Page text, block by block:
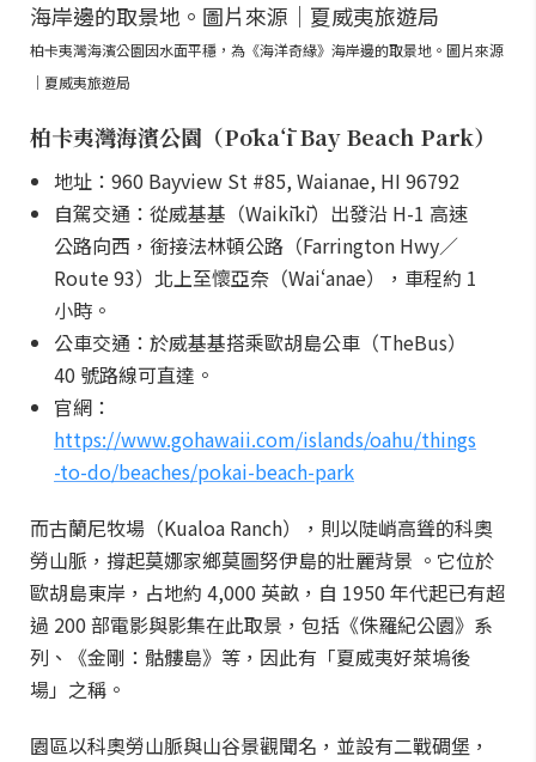
柏卡夷灣海濱公園因水面平穩，為《海洋奇緣》海岸邊的取景地。圖片來源
｜夏威夷旅遊局
柏卡夷灣海濱公園（Pōkaʻī Bay Beach Park）
地址：960 Bayview St #85, Waianae, HI 96792
自駕交通：從威基基（Waikīkī）出發沿 H-1 高速
公路向西，銜接法林頓公路（Farrington Hwy／
Route 93）北上至懷亞奈（Waiʻanae），車程約 1
小時。
公車交通：於威基基搭乘歐胡島公車（TheBus）
40 號路線可直達。
官網：
https://www.gohawaii.com/islands/oahu/things
-to-do/beaches/pokai-beach-park
而古蘭尼牧場（Kualoa Ranch），則以陡峭高聳的科奧
勞山脈，撐起莫娜家鄉莫圖努伊島的壯麗背景 。它位於
歐胡島東岸，占地約 4,000 英畝，自 1950 年代起已有超
過 200 部電影與影集在此取景，包括《侏羅紀公園》系
列、《金剛：骷髏島》等，因此有「夏威夷好萊塢後
場」之稱。
園區以科奧勞山脈與山谷景觀聞名，並設有二戰碉堡，